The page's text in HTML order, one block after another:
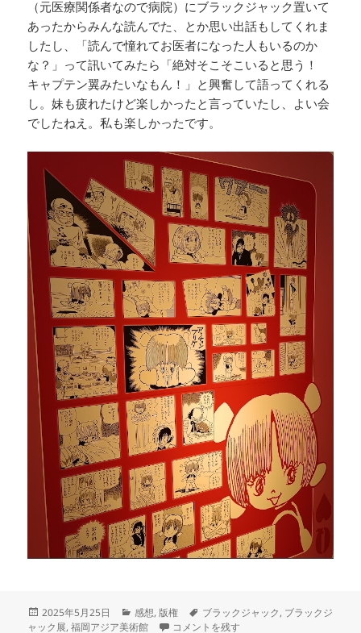
（元医療関係者なので病院）にブラックジャック置いて
あったからみんな読んでた、とか思い出話もしてくれま
したし、「読んで憧れてお医者になった人もいるのか
な？」って訊いてみたら「絶対そこそこいると思う！
キャプテン翼みたいなもん！」と興奮して語ってくれる
し。妹も疲れたけど楽しかったと言っていたし、よい会
でしたねえ。私も楽しかったです。
投
稿
2025年5月25日
カ
テ
感想, 版権
タ
グ
ブラックジャック, ブラックジ
ャック展,福岡アジア美術館 ブラックジャック展、あるいは私にとって
コメントを残す